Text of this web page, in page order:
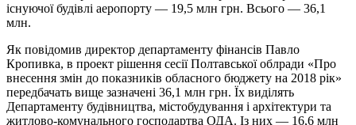
існуючої будівлі аеропорту — 19,5 млн грн. Всього — 36,1
млн.
Як повідомив директор департаменту фінансів Павло
Кропивка, в проект рішення сесії Полтавської облради «Про
внесення змін до показників обласного бюджету на 2018 рік»
передбачать вище зазначені 36,1 млн грн. Їх виділять
Департаменту будівництва, містобудування і архітектури та
житлово-комунального господартва ОДА. Із них — 16,6 млн